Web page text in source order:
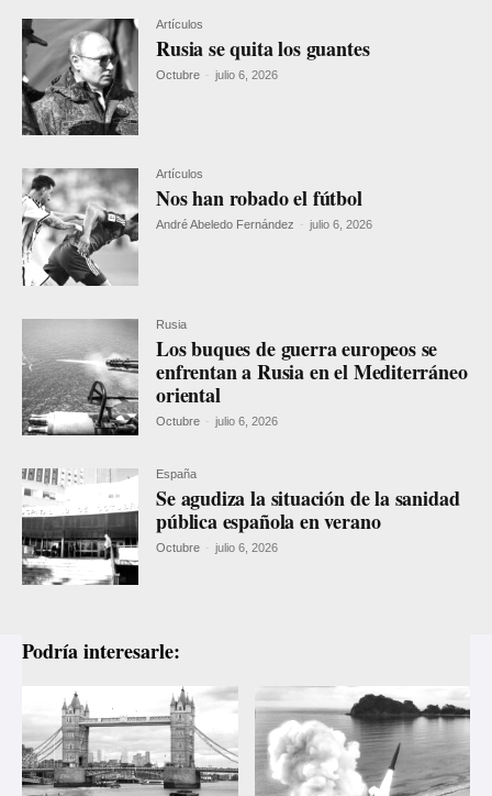
Artículos
Rusia se quita los guantes
Octubre - julio 6, 2026
Artículos
Nos han robado el fútbol
André Abeledo Fernández - julio 6, 2026
Rusia
Los buques de guerra europeos se
enfrentan a Rusia en el Mediterráneo
oriental
Octubre - julio 6, 2026
España
Se agudiza la situación de la sanidad
pública española en verano
Octubre - julio 6, 2026
Podría interesarle: